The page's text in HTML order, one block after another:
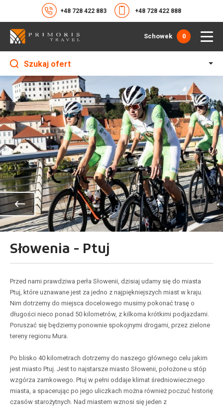
+48 728 422 883 +48 728 422 888
Schowek 0
Szukaj ofert
Słowenia - Ptuj
Przed nami prawdziwa perła Słowenii, dzisiaj udamy się do miasta
Ptuj, które uznawane jest za jedno z najpiękniejszych miast w kraju.
Nim dotrzemy do miejsca docelowego musimy pokonać trasę o
długości nieco ponad 50 kilometrów, z kilkoma krótkimi podjazdami.
Poruszać się będziemy ponownie spokojnymi drogami, przez zielone
tereny regionu Mura.
Po blisko 40 kilometrach dotrzemy do naszego głównego celu jakim
jest miasto Ptuj. Jest to najstarsze miasto Słowenii, położone u stóp
wzgórza zamkowego. Ptuj w pełni oddaje klimat średniowiecznego
miasta, a spacerując po jego uliczkach można również poczuć historię
czasów starożytnych. Nad miastem wznosi się jeden z